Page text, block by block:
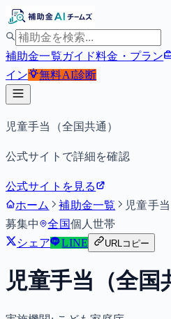
補助金一覧ガイド料金・プラン
イン
無料AI診断
児童手当（全国共通）
公式サイトで詳細を確認
公式サイトを見る
ホーム
補助金一覧
児童手
募集中
全国個人世帯
シェア
LINE URLコピー
児童手当（全国